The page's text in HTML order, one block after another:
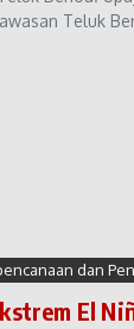
Teluk
dan
El